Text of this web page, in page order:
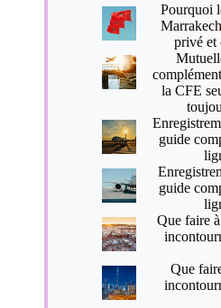
Pourquoi
privé et
la CFE
guide
guide
Que faire
Que